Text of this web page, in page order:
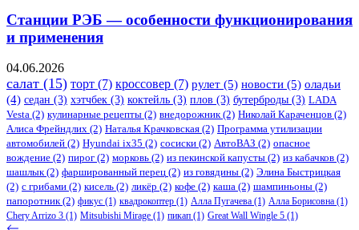
Станции РЭБ — особенности функционирования
и применения
04.06.2026
салат (15) торт (7) кроссовер (7) рулет (5) новости (5) оладьи
(4) седан (3) хэтчбек (3) коктейль (3) плов (3) бутерброды (3) LADA
Vesta (2) кулинарные рецепты (2) внедорожник(2) Николай Караченцов (2)
Алиса Фрейндлих (2) Наталья Крачковская (2) Программа утилизации
автомобилей (2) ​Hyundai ix35 (2) сосиски (2) АвтоВАЗ (2) опасное
вождение (2) пирог (2) морковь (2) из пекинской капусты (2) из кабачков (2)
шашлык(2) фаршированный перец (2) из говядины (2) Элина Быстрицкая
(2) с грибами (2) кисель (2) ликёр (2) кофе (2) каша (2) шампиньоны (2)
папоротник(2) фикус (1) квадрокоптер (1) Алла Пугачева (1) Алла Борисовна (1)
Chery Arrizo 3 (1) Mitsubishi Mirage (1) пикап (1) Great Wall Wingle 5 (1)